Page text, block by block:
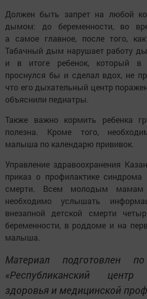
Должен быть запрет на любой
дымом: до беременности, во
а самое главное, после того,
Табачный дым нарушает работу
и в итоге ребенок, который в
проснулся бы и сделал вдох, не
что его дыхательный центр
объяснили педиатры.
Также важно кормить ребенка
полезна. Кроме того,
малыша по календарю прививок.
Управление здравоохранения
приказ о профилактике синдрома
смерти. Всем молодым
необходимо услышать
внезапной детской смерти
беременности, в роддоме и на
малыша.
Материал подготовлен
«Республиканский центр
здоровья и медицинской